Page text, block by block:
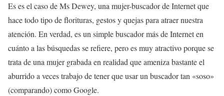
Es es el caso de Ms Dewey, una mujer-buscador de Internet que
hace todo tipo de florituras, gestos y quejas para atraer nuestra
atención. En verdad, es un simple buscador más de Internet en
cuánto a las búsquedas se refiere, pero es muy atractivo porque se
trata de una mujer grabada en realidad que ameniza bastante el
aburrido a veces trabajo de tener que usar un buscador tan «soso»
(comparando) como Google.